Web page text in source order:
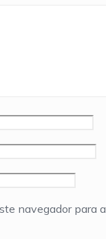
navegador para